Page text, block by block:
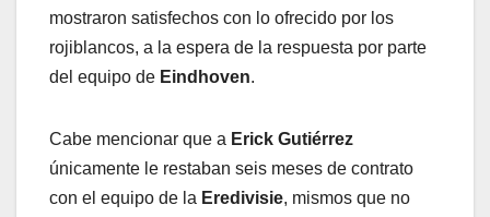
mostraron satisfechos con lo ofrecido por los
rojiblancos, a la espera de la respuesta por parte
del equipo de Eindhoven.
Cabe mencionar que a Erick Gutiérrez
únicamente le restaban seis meses de contrato
con el equipo de la Eredivisie, mismos que no